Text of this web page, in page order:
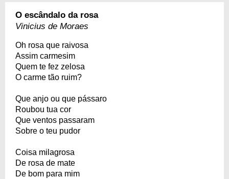
O escândalo da rosa
Vinicius de Moraes
Oh rosa que raivosa
Assim carmesim
Quem te fez zelosa
O carme tão ruim?
Que anjo ou que pássaro
Roubou tua cor
Que ventos passaram
Sobre o teu pudor
Coisa milagrosa
De rosa de mate
De bom para mim